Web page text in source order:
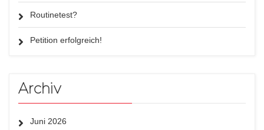
Routinetest?
Petition erfolgreich!
Archiv
Juni 2026